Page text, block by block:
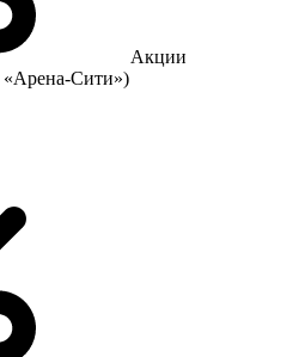
Акции
«Арена-Сити»)